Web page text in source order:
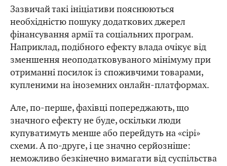
Зазвичай такі ініціативи пояснюються
необхідністю пошуку додаткових джерел
фінансування армії та соціальних програм.
Наприклад, подібного ефекту влада очікує від
зменшення неоподатковуваного мінімуму при
отриманні посилок із споживчими товарами,
купленими на іноземних онлайн-платформах.
Але, по-перше, фахівці попереджають, що
значного ефекту не буде, оскільки люди
купуватимуть менше або перейдуть на «сірі»
схеми. А по-друге, і це значно серйозніше:
неможливо безкінечно вимагати від суспільства